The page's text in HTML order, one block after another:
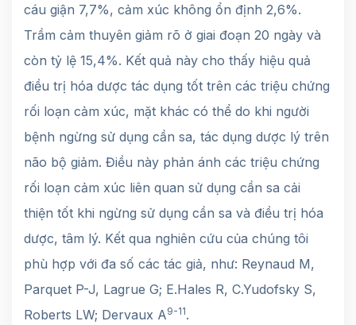
cáu giận 7,7%, cảm xúc không ổn định 2,6%.
Trầm cảm thuyên giảm rõ ở giai đoạn 20 ngày và
còn tỷ lệ 15,4%. Kết quả này cho thấy hiệu quả
điều trị hóa dược tác dụng tốt trên các triệu chứng
rối loạn cảm xúc, mặt khác có thể do khi người
bệnh ngừng sử dụng cần sa, tác dụng dược lý trên
não bộ giảm. Điều này phản ánh các triệu chứng
rối loạn cảm xúc liên quan sử dụng cần sa cải
thiện tốt khi ngừng sử dụng cần sa và điều trị hóa
dược, tâm lý. Kết qua nghiên cứu của chúng tôi
phù hợp với đa số các tác giả, như: Reynaud M,
Parquet P-J, Lagrue G; E.Hales R, C.Yudofsky S,
Roberts LW; Dervaux A9-11.